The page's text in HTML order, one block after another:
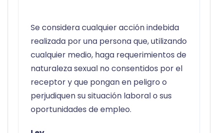
Se considera cualquier acción indebida
realizada por una persona que, utilizando
cualquier medio, haga requerimientos de
naturaleza sexual no consentidos por el
receptor y que pongan en peligro o
perjudiquen su situación laboral o sus
oportunidades de empleo.